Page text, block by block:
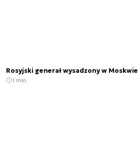
Rosyjski generał wysadzony w Moskwie
1 min.